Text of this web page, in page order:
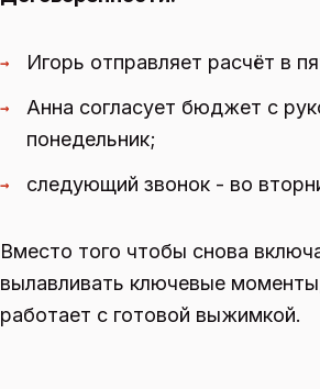
→ Игорь отправляет расчёт в
→
Анна согласует бюджет с
понедельник;
→ следующий звонок - во
Вместо того чтобы снова
вылавливать ключевые
работает с готовой выжимкой.